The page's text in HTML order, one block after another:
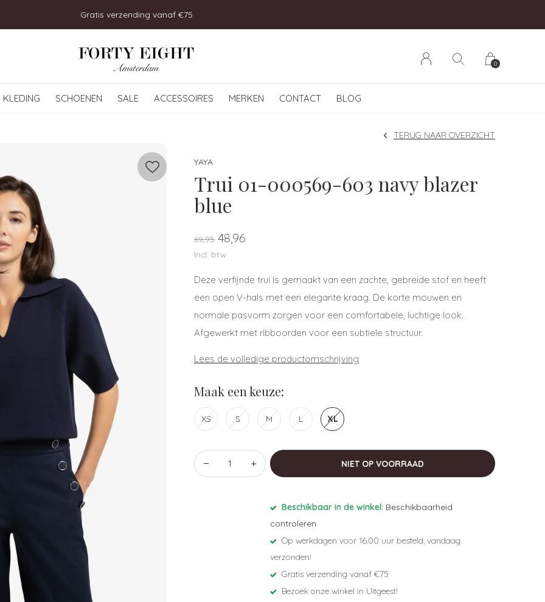
KLEDING SCHOENEN SALE ACCESSOIRES MERKEN CONTACT BLOG
0
Bezoek onze winkel in Uitgeest!
YAYA
Trui 01-000569-603 navy blazer
blue
TERUG NAAR OVERZICHT
69,95 48,96
Incl. btw
Deze verfijnde trui is gemaakt van een zachte, gebreide stof en heeft
een open V-hals met een elegante kraag. De korte mouwen en
normale pasvorm zorgen voor een comfortabele, luchtige look.
Afgewerkt met ribboorden voor een subtiele structuur.
Lees de volledige productomschrijving
Maak een keuze:
XS S M L XL
NIET OP VOORRAAD
Beschikbaar in de winkel: Beschikbaarheid
controleren
Op werkdagen voor 16.00 uur besteld, vandaag
verzonden!
Gratis verzending vanaf €75
Bezoek onze winkel in Uitgeest!